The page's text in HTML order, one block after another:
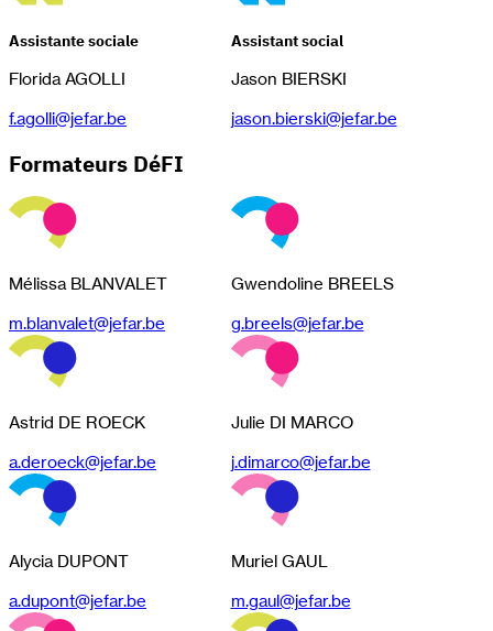
Assistante sociale
Florida AGOLLI
f.agolli@jefar.be
Assistant social
Jason BIERSKI
jason.bierski@jefar.be
Formateurs DéFI
Mélissa BLANVALET
m.blanvalet@jefar.be
Gwendoline BREELS
g.breels@jefar.be
Astrid DE ROECK
a.deroeck@jefar.be
Julie DI MARCO
j.dimarco@jefar.be
Alycia DUPONT
a.dupont@jefar.be
Muriel GAUL
m.gaul@jefar.be